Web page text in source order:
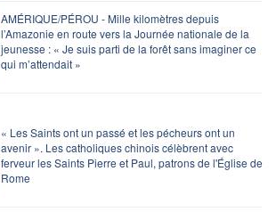
AMÉRIQUE/PÉROU - Mille kilomètres depuis
l’Amazonie en route vers la Journée nationale de la
jeunesse : « Je suis parti de la forêt sans imaginer ce
qui m’attendait »
« Les Saints ont un passé et les pécheurs ont un
avenir ». Les catholiques chinois célèbrent avec
ferveur les Saints Pierre et Paul, patrons de l'Église de
Rome